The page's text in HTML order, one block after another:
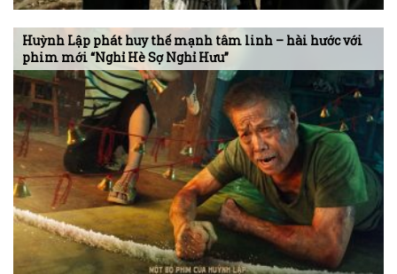
Huỳnh Lập phát huy thế mạnh tâm linh – hài hước với
phim mới “Nghỉ Hè Sợ Nghỉ Hưu”